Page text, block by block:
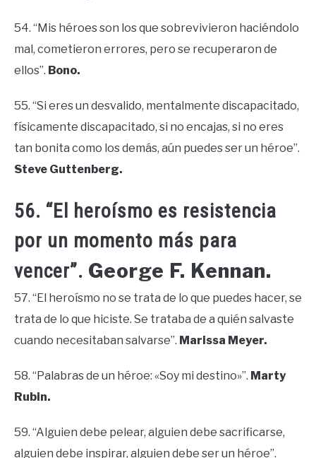
54. “Mis héroes son los que sobrevivieron haciéndolo
mal, cometieron errores, pero se recuperaron de
ellos”. Bono.
55. “Si eres un desvalido, mentalmente discapacitado,
físicamente discapacitado, si no encajas, si no eres
tan bonita como los demás, aún puedes ser un héroe”.
Steve Guttenberg.
56. “El heroísmo es resistencia
por un momento más para
vencer”. George F. Kennan.
57. “El heroísmo no se trata de lo que puedes hacer, se
trata de lo que hiciste. Se trataba de a quién salvaste
cuando necesitaban salvarse”. Marissa Meyer.
58. “Palabras de un héroe: «Soy mi destino»”. Marty
Rubin.
59. “Alguien debe pelear, alguien debe sacrificarse,
alguien debe inspirar, alguien debe ser un héroe”.